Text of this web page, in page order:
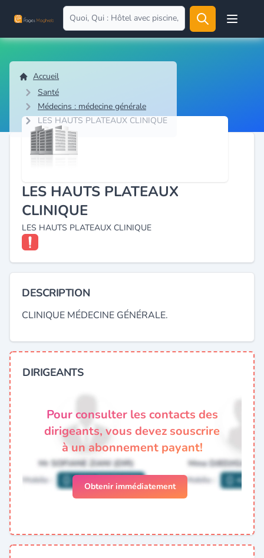
Open
Accueil
Santé
Médecins : médecine générale
LES HAUTS PLATEAUX CLINIQUE
LES HAUTS PLATEAUX
CLINIQUE
LES HAUTS PLATEAUX CLINIQUE
DESCRIPTION
CLINIQUE MÉDECINE GÉNÉRALE.
DIRIGEANTS
Pour consulter les contacts des
dirigeants, vous devez souscrire
à un abonnement payant!
Obtenir immédiatement